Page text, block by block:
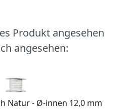
Produkt angesehen
angesehen:
Natur - Ø-innen 12,0 mm